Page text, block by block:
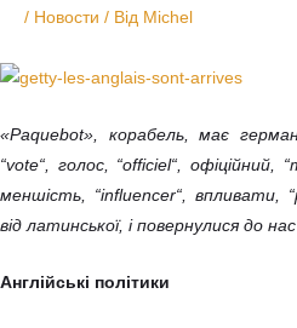
/ Новости / Від Michel
«Paquebot», корабель, має
“vote“, голос, “officiel“,офіційний,
меншість, “influencer“, впливати,
від латинської, і повернулися до
Англійські політики